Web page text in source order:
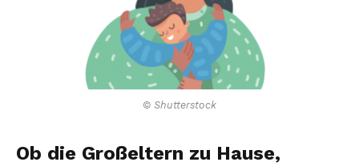
© Shutterstock
Ob die Großeltern zu Hause,